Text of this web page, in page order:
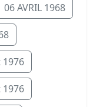
06 AVRIL 1968
1976
1976